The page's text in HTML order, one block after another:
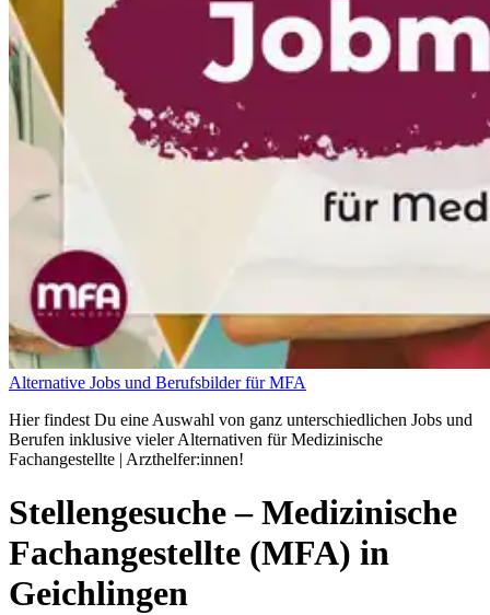
Alternative Jobs und Berufsbilder für MFA
Hier findest Du eine Auswahl von ganz unterschiedlichen Jobs und
Berufen inklusive vieler Alternativen für Medizinische
Fachangestellte | Arzthelfer:innen!
Stellengesuche– Medizinische
Fachangestellte (MFA) in
Geichlingen